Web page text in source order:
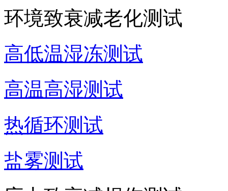
环境致衰减老化测试
高低温湿冻测试
高温高湿测试
热循环测试
盐雾测试